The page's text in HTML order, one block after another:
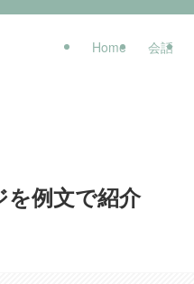
Home 会話
例文で紹介